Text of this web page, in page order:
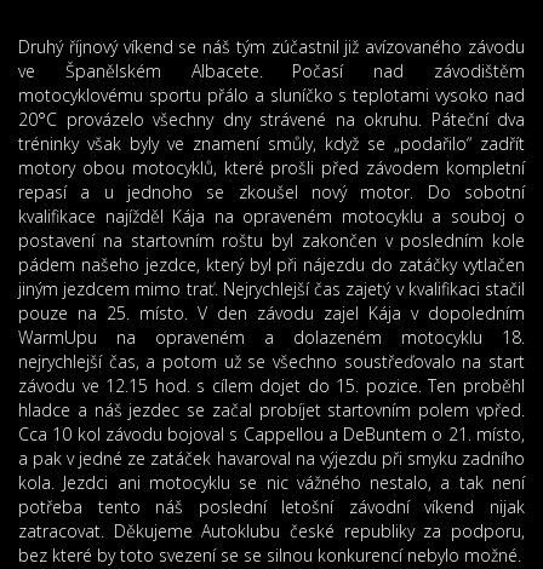
Druhý říjnový víkend se náš tým zúčastnil již avízovaného závodu
ve Španělském Albacete. Počasí nad závodištěm
motocyklovému sportu přálo a sluníčko s teplotami vysoko nad
20°C provázelo všechny dny strávené na okruhu. Páteční dva
tréninky však byly ve znamení smůly, když se „podařilo“ zadřít
motory obou motocyklů, které prošli před závodem kompletní
repasí a u jednoho se zkoušel nový motor. Do sobotní
kvalifikace najížděl Kája na opraveném motocyklu a souboj o
postavení na startovním roštu byl zakončen v posledním kole
pádem našeho jezdce, který byl při nájezdu do zatáčky vytlačen
jiným jezdcem mimo trať. Nejrychlejší čas zajetý v kvalifikaci stačil
pouze na 25. místo. V den závodu zajel Kája v dopoledním
WarmUpu na opraveném a dolazeném motocyklu 18.
nejrychlejší čas, a potom už se všechno soustřeďovalo na start
závodu ve 12.15 hod. s cílem dojet do 15. pozice. Ten proběhl
hladce a náš jezdec se začal probíjet startovním polem vpřed.
Cca 10 kol závodu bojoval s Cappellou a DeBuntem o 21. místo,
a pak v jedné ze zatáček havaroval na výjezdu při smyku zadního
kola. Jezdci ani motocyklu se nic vážného nestalo, a tak není
potřeba tento náš poslední letošní závodní víkend nijak
zatracovat. Děkujeme Autoklubu české republiky za podporu,
bez které by toto svezení se se silnou konkurencí nebylo možné.